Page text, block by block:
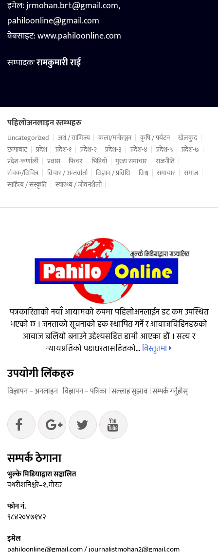
इमेल: jrmohan.brt@gmail.com,
pahiloonline@gmail.com
वेबसाइट:www.pahiloonline.com
सम्पादकःरामकुमारी राई
पहिलोअनलाइन स्तम्भहरु
Uncategorized अर्थ / वाणिज्य कला/मनोरञ्जन कृषि / पर्यटन
खेलकुद
छापाबाट
प्रदेश प्रदेश-१ प्रदेश-२ प्रदेश-३ प्रदेश-४ प्रदेश-५
प्रदेश-७
प्रदेश-कर्णाली
प्रवास फिचर भिडियो मुख्य समाचार
राजनीति
रोचक/विचित्र
विचार / अन्तर्वार्ता विज्ञान / प्रविधि विश्व समाचार
समाज
साहित्य / संस्कृति
स्वास्थ्य / जीवनशैली
पत्रकारिताको नयाँ आयामको रुपमा पहिलोअनलाईन डट कम उपस्थित
भएको छ । जनताको सूचनाको हक स्थापित गर्ने र आवाजविहिनहरुको
आवाज बलियो बनाउने उद्देश्यसहित हामी आएका हौं । सत्य र
न्यायप्रतिको पक्षधरतासहितको...विस्तृतमा
उपयोगी लिंकहरु
विज्ञापन – अनलाइन विज्ञापन – पत्रिका सल्लाह सुझाव सम्पर्क गर्नुहोस्
सम्पर्क ठेगाना
भुल्के मिडियाद्वारा सञ्चालित
पथरीशनिश्चरे–१, मोरङ
फोन नं.
९८४२०४७१४२
इमेल
pahiloonline@gmail.com / journalistmohan2@gmail.com